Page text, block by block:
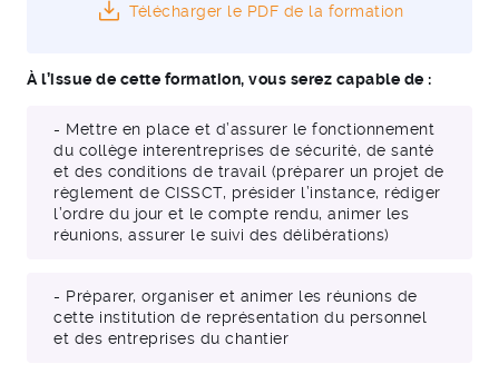
Télécharger le PDF de la formation
À l’issue de cette formation, vous serez capable de :
- Mettre en place et d’assurer le fonctionnement
du collège interentreprises de sécurité, de santé
et des conditions de travail (préparer un projet de
règlement de CISSCT, présider l’instance, rédiger
l’ordre du jour et le compte rendu, animer les
réunions, assurer le suivi des délibérations)
- Préparer, organiser et animer les réunions de
cette institution de représentation du personnel
et des entreprises du chantier